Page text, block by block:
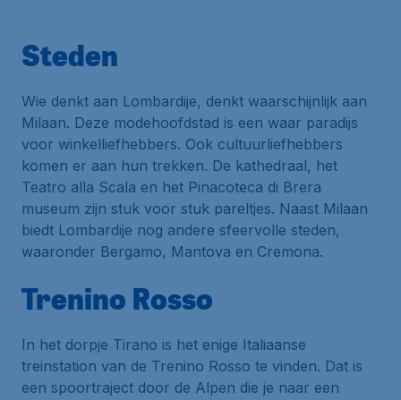
Steden
Wie denkt aan Lombardije, denkt waarschijnlijk aan
Milaan. Deze modehoofdstad is een waar paradijs
voor winkelliefhebbers. Ook cultuurliefhebbers
komen er aan hun trekken. De kathedraal, het
Teatro alla Scala en het Pinacoteca di Brera
museum zijn stuk voor stuk pareltjes. Naast Milaan
biedt Lombardije nog andere sfeervolle steden,
waaronder Bergamo, Mantova en Cremona.
Trenino Rosso
In het dorpje Tirano is het enige Italiaanse
treinstation van de Trenino Rosso te vinden. Dat is
een spoortraject door de Alpen die je naar een